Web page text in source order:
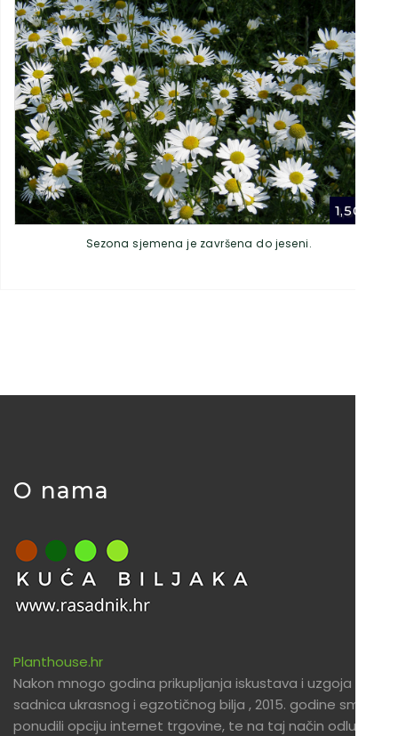
1,50
Sezona sjemena je završena do jeseni.
O nama
Planthouse.hr
Nakon mnogo godina prikupljanja iskustava i uzgoja
sadnica ukrasnog i egzotičnog bilja , 2015. godine smo
ponudili opciju internet trgovine, te na taj način odlučili